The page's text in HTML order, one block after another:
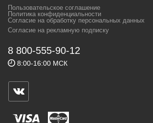
и взыскательных путешественников,
спортсменов и отдыхающих.
Геннадьевич
ИНН 590300057023 ОГРН 304590319000121
ул.Советская, 25, магазин Басег.
Тел./факс (342) 2101242
Пользовательское соглашение
Политика конфиденциальности
Согласие на обработку персональных данных
Согласие на рекламную подписку
8 800-555-90-12
8:00-16:00 МСК